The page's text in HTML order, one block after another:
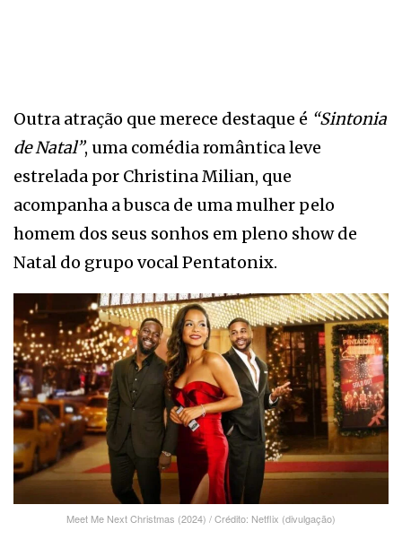
Outra atração que merece destaque é “Sintonia
de Natal”, uma comédia romântica leve
estrelada por Christina Milian, que
acompanha a busca de uma mulher pelo
homem dos seus sonhos em pleno show de
Natal do grupo vocal Pentatonix.
Meet Me Next Christmas (2024) / Crédito: Netflix (divulgação)